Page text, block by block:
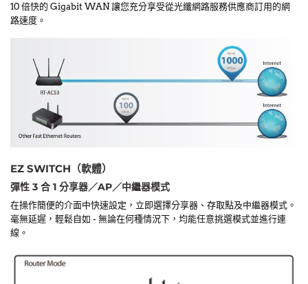
10 倍快的 Gigabit WAN 讓您充分享受從光纖網路服務供應商訂用的網
路速度。
EZ SWITCH（軟體）
彈性 3 合 1 分享器／AP／中繼器模式
在操作簡便的介面中快速設定，立即選擇分享器、存取點及中繼器模式。
毫無延遲，輕鬆自如 - 無論在何種情況下，均能任意挑選模式並進行連
線。